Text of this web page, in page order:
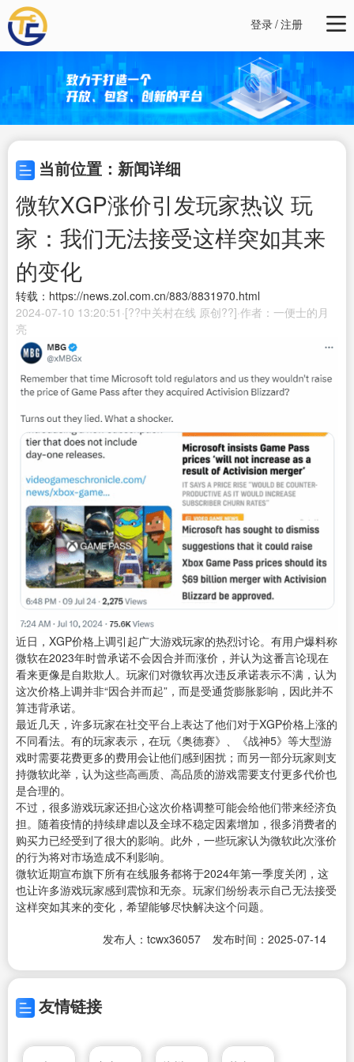
登录/注册
当前位置：新闻详细
微软XGP涨价引发玩家热议 玩
家：我们无法接受这样突如其来
的变化
转载：https://news.zol.com.cn/883/8831970.html
2024-07-10 13:20:51·[??中关村在线 原创??]·作者：一便士的月
亮
近日，XGP价格上调引起广大游戏玩家的热烈讨论。有用户爆料称
微软在2023年时曾承诺不会因合并而涨价，并认为这番言论现在
看来更像是自欺欺人。玩家们对微软再次违反承诺表示不满，认为
这次价格上调并非“因合并而起”，而是受通货膨胀影响，因此并不
算违背承诺。
最近几天，许多玩家在社交平台上表达了他们对于XGP价格上涨的
不同看法。有的玩家表示，在玩《奥德赛》、《战神5》等大型游
戏时需要花费更多的费用会让他们感到困扰；而另一部分玩家则支
持微软此举，认为这些高画质、高品质的游戏需要支付更多代价也
是合理的。
不过，很多游戏玩家还担心这次价格调整可能会给他们带来经济负
担。随着疫情的持续肆虐以及全球不稳定因素增加，很多消费者的
购买力已经受到了很大的影响。此外，一些玩家认为微软此次涨价
的行为将对市场造成不利影响。
微软近期宣布旗下所有在线服务都将于2024年第一季度关闭，这
也让许多游戏玩家感到震惊和无奈。玩家们纷纷表示自己无法接受
这样突如其来的变化，希望能够尽快解决这个问题。
发布人：tcwx36057 发布时间：2025-07-14
友情链接